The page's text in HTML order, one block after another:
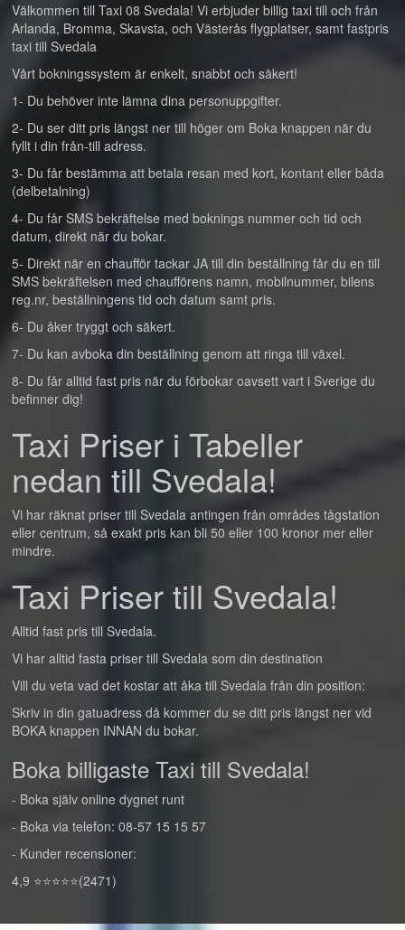
Välkommen till Taxi 08 Svedala! Vi erbjuder billig taxi till och från
Arlanda, Bromma, Skavsta, och Västerås flygplatser, samt fastpris
taxi till Svedala
Vårt bokningssystem är enkelt, snabbt och säkert!
1- Du behöver inte lämna dina personuppgifter.
2- Du ser ditt pris längst ner till höger om Boka knappen när du
fyllt i din från-till adress.
3- Du får bestämma att betala resan med kort, kontant eller båda
(delbetalning)
4- Du får SMS bekräftelse med boknings nummer och tid och
datum, direkt när du bokar.
5- Direkt när en chaufför tackar JA till din beställning får du en till
SMS bekräftelsen med chaufförens namn, mobilnummer, bilens
reg.nr, beställningens tid och datum samt pris.
6- Du åker tryggt och säkert.
7- Du kan avboka din beställning genom att ringa till växel.
8- Du får alltid fast pris när du förbokar oavsett vart i Sverige du
befinner dig!
Taxi Priser i Tabeller
nedan till Svedala!
Vi har räknat priser till Svedala antingen från områdes tågstation
eller centrum, så exakt pris kan bli 50 eller 100 kronor mer eller
mindre.
Taxi Priser till Svedala!
Alltid fast pris till Svedala.
Vi har alltid fasta priser till Svedala som din destination
Vill du veta vad det kostar att åka till Svedala från din position:
Skriv in din gatuadress då kommer du se ditt pris längst ner vid
BOKA knappen INNAN du bokar.
Boka billigaste Taxi till Svedala!
- Boka själv online dygnet runt
- Boka via telefon: 08-57 15 15 57
- Kunder recensioner:
4,9 ⭐⭐⭐⭐⭐(2471)